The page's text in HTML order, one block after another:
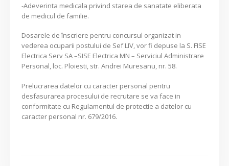
-Adeverinta medicala privind starea de sanatate eliberata
de medicul de familie.
Dosarele de înscriere pentru concursul organizat in
vederea ocuparii postului de Sef LIV, vor fi depuse la S. FISE
Electrica Serv SA –SISE Electrica MN – Serviciul Administrare
Personal, loc. Ploiesti, str. Andrei Muresanu, nr. 58.
Prelucrarea datelor cu caracter personal pentru
desfasurarea procesului de recrutare se va face in
conformitate cu Regulamentul de protectie a datelor cu
caracter personal nr. 679/2016.